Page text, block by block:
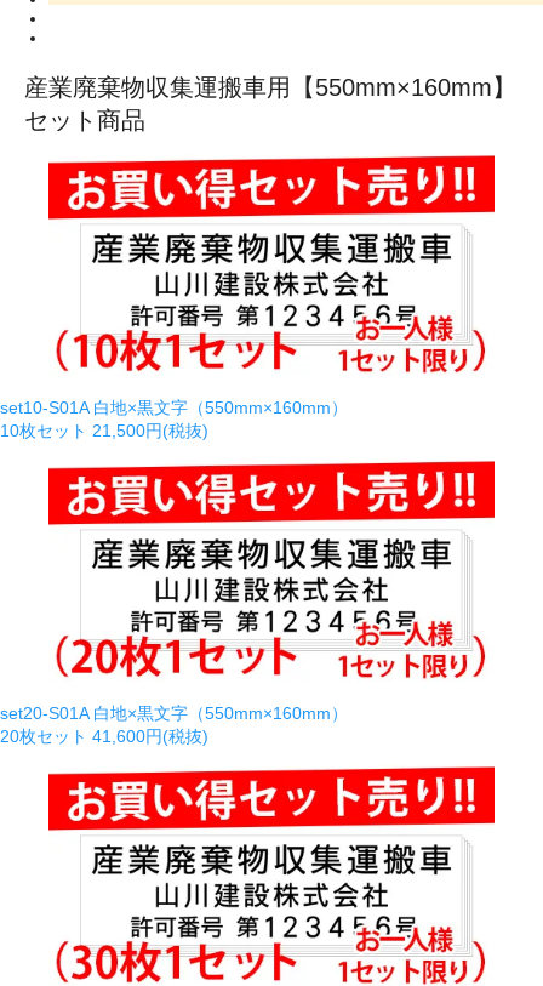
産業廃棄物収集運搬車用【550mm×160mm】
セット商品
set10-S01A 白地×黒文字（550mm×160mm）
10枚セット 21,500円(税抜)
set20-S01A 白地×黒文字（550mm×160mm）
20枚セット 41,600円(税抜)